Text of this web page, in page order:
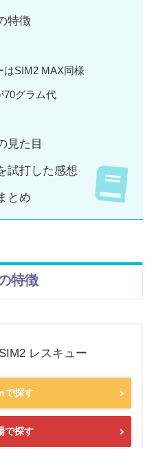
特徴
はSIM2 MAX同様
70グラム代
見た目
試打した感想
とめ
特徴
レスキュー
で探す
で探す